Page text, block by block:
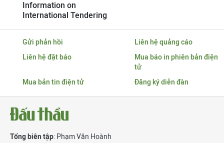
Information on
International Tendering
Gửi phản hồi
Liên hệ quảng cáo
Liên hệ đặt báo
Mua báo in phiên bản điện
tử
Mua bản tin điện tử
Đăng ký diễn đàn
Tổng biên tập: Phạm Văn Hoành